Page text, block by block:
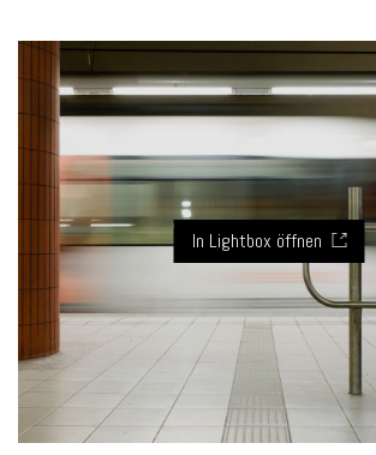
In Lightbox öffnen